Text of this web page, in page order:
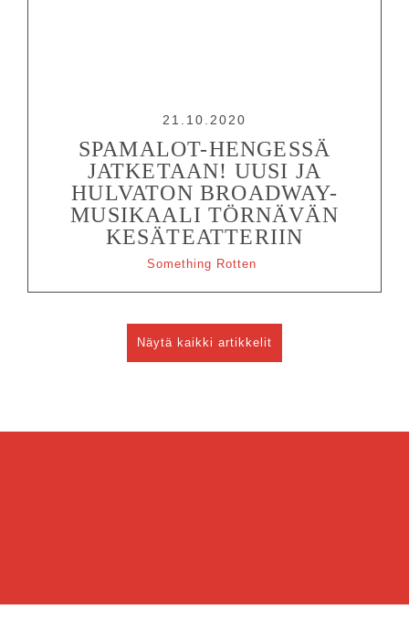
21.10.2020
SPAMALOT-HENGESSÄ
JATKETAAN! UUSI JA
HULVATON BROADWAY-
MUSIKAALI TÖRNÄVÄN
KESÄTEATTERIIN
Something Rotten
Näytä kaikki artikkelit